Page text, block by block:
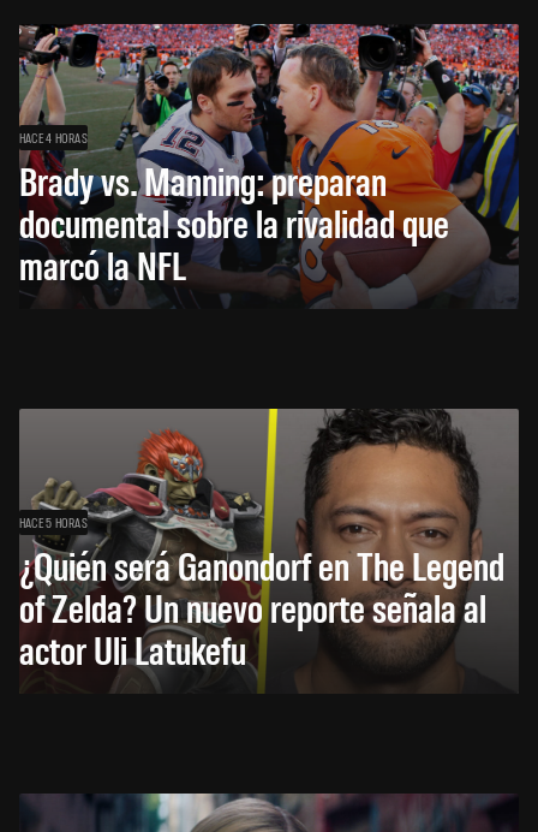
HACE 4 HORAS
Brady vs. Manning: preparan
documental sobre la rivalidad que
marcó la NFL
HACE 5 HORAS
¿Quién será Ganondorf en The Legend
of Zelda? Un nuevo reporte señala al
actor Uli Latukefu